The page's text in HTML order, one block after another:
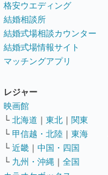
格安ウエディング
結婚相談所
結婚式場相談カウンター
結婚式場情報サイト
マッチングアプリ
レジャー
映画館
└ 北海道 ｜ 東北 ｜ 関東
└ 甲信越・北陸 ｜ 東海
└ 近畿 ｜ 中国・四国
└ 九州・沖縄 ｜ 全国